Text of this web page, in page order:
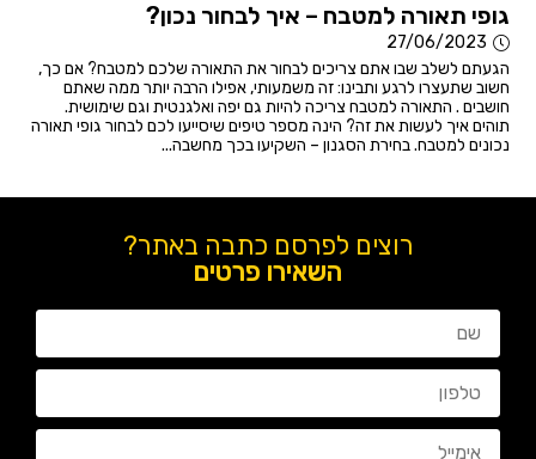
גופי תאורה למטבח – איך לבחור נכון?
27/06/2023
הגעתם לשלב שבו אתם צריכים לבחור את התאורה שלכם למטבח? אם כך,
חשוב שתעצרו לרגע ותבינו: זה משמעותי, אפילו הרבה יותר ממה שאתם
חושבים . התאורה למטבח צריכה להיות גם יפה ואלגנטית וגם שימושית.
תוהים איך לעשות את זה? הינה מספר טיפים שיסייעו לכם לבחור גופי תאורה
נכונים למטבח. בחירת הסגנון – השקיעו בכך מחשבה...
רוצים לפרסם כתבה באתר?
השאירו פרטים